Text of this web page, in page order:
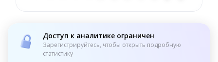
Доступ к аналитике ограничен
Зарегистрируйтесь, чтобы открыть подробную
статистику